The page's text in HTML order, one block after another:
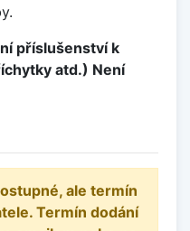
příslušenství k
atd.) Není
ale termín
Termín dodání